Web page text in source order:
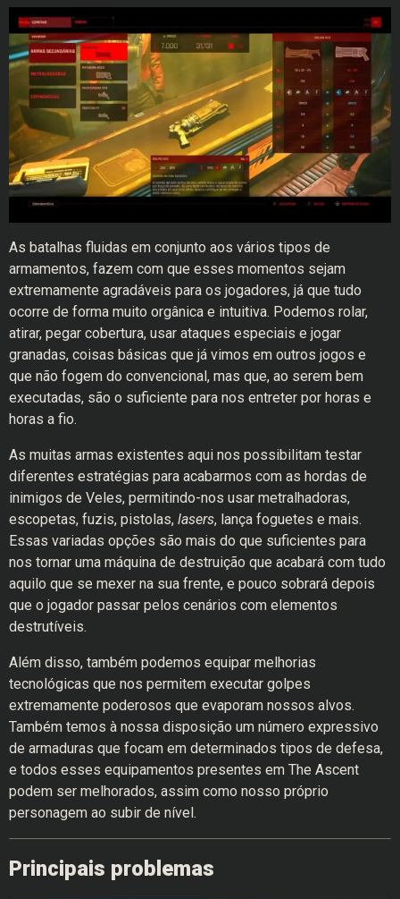
As batalhas fluidas em conjunto aos vários tipos de
armamentos, fazem com que esses momentos sejam
extremamente agradáveis para os jogadores, já que tudo
ocorre de forma muito orgânica e intuitiva. Podemos rolar,
atirar, pegar cobertura, usar ataques especiais e jogar
granadas, coisas básicas que já vimos em outros jogos e
que não fogem do convencional, mas que, ao serem bem
executadas, são o suficiente para nos entreter por horas e
horas a fio.
As muitas armas existentes aqui nos possibilitam testar
diferentes estratégias para acabarmos com as hordas de
inimigos de Veles, permitindo-nos usar metralhadoras,
escopetas, fuzis, pistolas, lasers, lança foguetes e mais.
Essas variadas opções são mais do que suficientes para
nos tornar uma máquina de destruição que acabará com tudo
aquilo que se mexer na sua frente, e pouco sobrará depois
que o jogador passar pelos cenários com elementos
destrutíveis.
Além disso, também podemos equipar melhorias
tecnológicas que nos permitem executar golpes
extremamente poderosos que evaporam nossos alvos.
Também temos à nossa disposição um número expressivo
de armaduras que focam em determinados tipos de defesa,
e todos esses equipamentos presentes em The Ascent
podem ser melhorados, assim como nosso próprio
personagem ao subir de nível.
Principais problemas